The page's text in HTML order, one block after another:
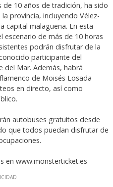
de 10 años de tradición, ha sido
provincia, incluyendo Vélez-
capital malagueña. En esta
escenario de más de 10 horas
podrán disfrutar de la
participante del
del Mar. Además, habrá
de Moisés Losada
en directo, así como
autobuses gratuitos desde
que todos puedan disfrutar de
en www.monsterticket.es